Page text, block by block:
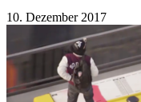
10. Dezember 2017